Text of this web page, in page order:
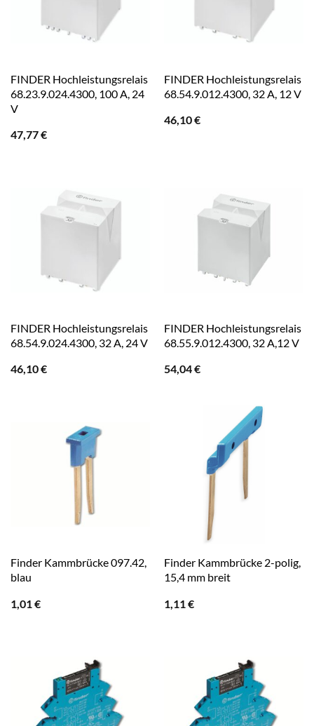
FINDER Hochleistungsrelais
68.23.9.024.4300, 100 A, 24
V
47,77€
FINDER Hochleistungsrelais
68.54.9.012.4300, 32 A, 12 V
46,10€
FINDER Hochleistungsrelais
68.54.9.024.4300, 32 A, 24 V
46,10€
FINDER Hochleistungsrelais
68.55.9.012.4300, 32 A,12 V
54,04€
Finder Kammbrücke 097.42,
blau
1,01 €
Finder Kammbrücke 2-polig,
15,4 mm breit
1,11 €